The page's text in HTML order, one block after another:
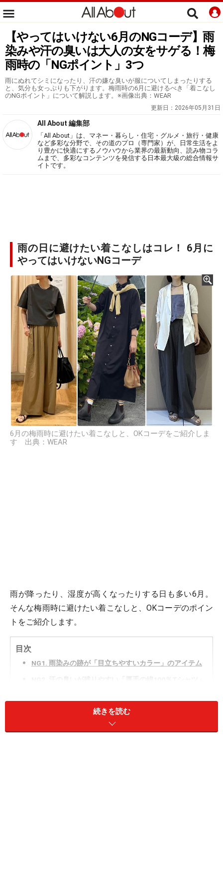
【やってはいけない6月のNGコーデ】雨
染みや汗の臭いは大人の女をサゲる！梅
雨時の「NGポイント」3つ
雨にぬれてシミになったり、汗の嫌な臭いが服についてしまったりする
と、気分も女っぷりも下がります。梅雨時の6月に避けるべき「着こなし
のNGポイント」について解説します。※画像出典：WEAR
更新日： 2026年05月31日
All About 編集部
「All About」は、マネー・暮らし・住宅・グルメ・旅行・健康
など多彩な分野で、その道のプロ（専門家）が、日常生活をよ
り豊かに快適にするノウハウから業界の最新動向、読み物コラ
ムまで、多彩なコンテンツを発信する日本最大級の総合情報サ
イトです。
雨の日に避けたい着こなしはコレ！ 6月に
やってはいけないNGコーデ
6月の梅雨時に避けたい着こなしと、OKコーデをご紹介しま
す 出典：WEAR
雨が降ったり、湿度が高くなったりする日も多い6月。
そんな梅雨時に避けたい着こなしと、OKコーデのポイン
トをご紹介します。
目次
NG1. 雨染みの跡が「目立ちやすいカラー」のアイテム
続きを読む